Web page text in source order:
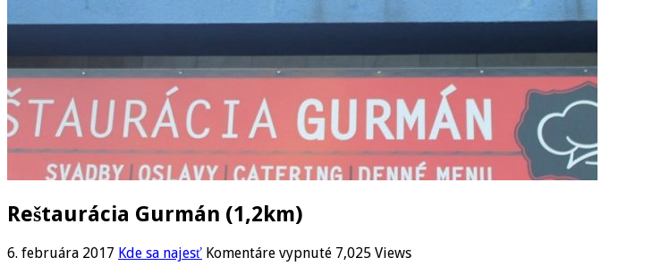
Reštaurácia Gurmán (1,2km)
6. februára 2017 Kde sa najesť Komentáre vypnuténa7,025 Views